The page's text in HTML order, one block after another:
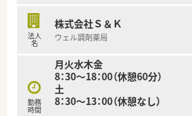
■曜日固定の休みを希望し、ワークラ
がら働きたい方にぴったりです。
【法人特徴について】
■宮城県を中心に東北や関東エリアで
若い医師とのタイアップによる新規
す。
法人
名
株式会社Ｓ＆Ｋ
ウェル調剤薬局
勤務
時間
月火水木金
8：30～18：00（休憩60分）
土
8：30～13：00（休憩なし）